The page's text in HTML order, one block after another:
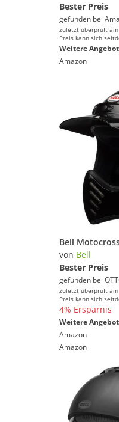
Bester Preis
gefunden bei
zuletzt überprüft
Preis kann sich
Weitere
Amazon
von Bell
Bester Preis
gefunden bei
zuletzt überprüft
Preis kann sich
4% Ersparnis
Weitere
Amazon
Amazon